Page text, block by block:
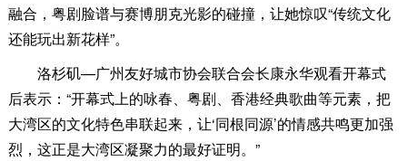
融合，粤剧脸谱与赛博朋克光影的碰撞，让她惊叹“传统文化
还能玩出新花样”。
洛杉矶—广州友好城市协会联合会长康永华观看开幕式
后表示：“开幕式上的咏春、粤剧、香港经典歌曲等元素，把
大湾区的文化特色串联起来，让‘同根同源’的情感共鸣更加强
烈，这正是大湾区凝聚力的最好证明。”